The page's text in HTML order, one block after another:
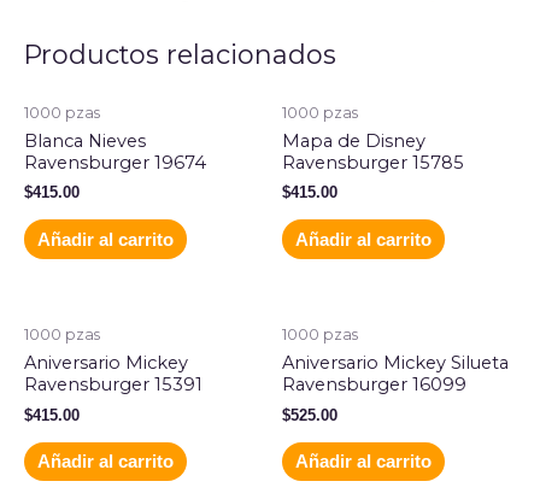
Productos relacionados
1000 pzas
Blanca Nieves
Ravensburger 19674
$415.00
Añadir al carrito
1000 pzas
Mapa de Disney
Ravensburger 15785
$415.00
Añadir al carrito
1000 pzas
Aniversario Mickey
Ravensburger 15391
$415.00
Añadir al carrito
1000 pzas
Aniversario Mickey Silueta
Ravensburger 16099
$525.00
Añadir al carrito